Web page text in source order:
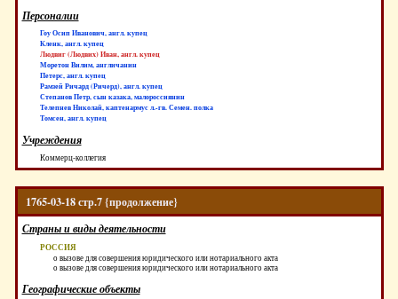
Персоналии
Гоу Осип Иванович, англ. купец
Кленк, англ. купец
Людвиг (Людвих) Иван, англ. купец
Моретон Вилим, англичанин
Петерс, англ. купец
Рамзей Ричард (Ричерд), англ. купец
Степанов Петр, сын казака, малороссиянин
Телепнев Николай, каптенармус л.-гв. Семен. полка
Томсен, англ. купец
Учреждения
Коммерц-коллегия
1765-03-18 стр.7 {продолжение}
Страны и виды деятельности
РОССИЯ
о вызове для совершения юридического или нотариального акта
о вызове для совершения юридического или нотариального акта
Географические объекты